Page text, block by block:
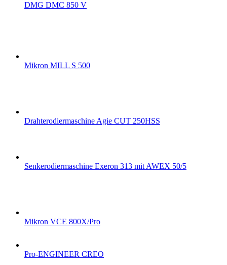
DMG DMC 850 V
Mikron MILL S 500
Drahterodiermaschine Agie CUT 250HSS
Senkerodiermaschine Exeron 313 mit AWEX 50/5
Mikron VCE 800X/Pro
Pro-ENGINEER CREO